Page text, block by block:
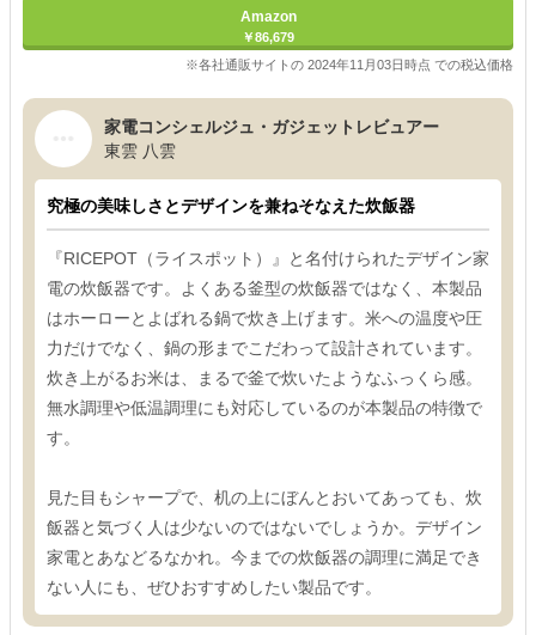
Amazon
￥86,679
※各社通販サイトの 2024年11月03日時点 での税込価格
家電コンシェルジュ・ガジェットレビュアー
東雲 八雲
究極の美味しさとデザインを兼ねそなえた炊飯器
『RICEPOT（ライスポット）』と名付けられたデザイン家
電の炊飯器です。よくある釜型の炊飯器ではなく、本製品
はホーローとよばれる鍋で炊き上げます。米への温度や圧
力だけでなく、鍋の形までこだわって設計されています。
炊き上がるお米は、まるで釜で炊いたようなふっくら感。
無水調理や低温調理にも対応しているのが本製品の特徴で
す。
見た目もシャープで、机の上にぼんとおいてあっても、炊
飯器と気づく人は少ないのではないでしょうか。デザイン
家電とあなどるなかれ。今までの炊飯器の調理に満足でき
ない人にも、ぜひおすすめしたい製品です。